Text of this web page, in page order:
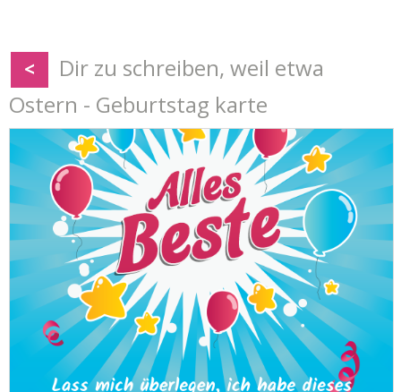
<
Dir zu schreiben, weil etwa
Ostern - Geburtstag karte